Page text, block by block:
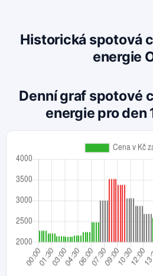
Historická spotová
energie
Denní graf spotové
energie pro den